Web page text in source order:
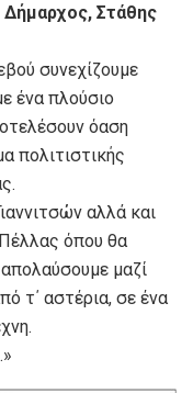
Στάθης
συνεχίζουμε
ένα πλούσιο
όαση
πολιτιστικής
αλλά και
όπου θα
μαζί
τ΄ αστέρια, σε ένα